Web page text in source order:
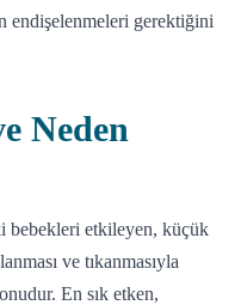
endişelenmeleri gerektiğini
Neden
bebekleri etkileyen, küçük
ve tıkanmasıyla
En sık etken,